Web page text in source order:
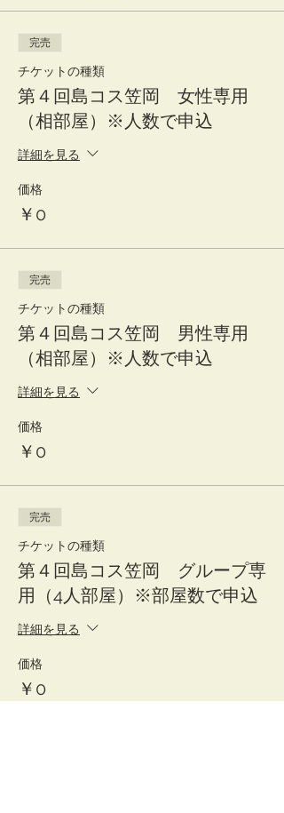
完売
チケットの種類
第４回島コス笠岡 女性専用
（相部屋）※人数で申込
詳細を見る
価格
￥0
完売
チケットの種類
第４回島コス笠岡 男性専用
（相部屋）※人数で申込
詳細を見る
価格
￥0
完売
チケットの種類
第４回島コス笠岡 グループ専
用（4人部屋）※部屋数で申込
詳細を見る
価格
￥0